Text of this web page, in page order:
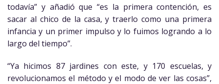
todavía” y añadió que “es la primera contención, es
sacar al chico de la casa, y traerlo como una primera
infancia y un primer impulso y lo fuimos logrando a lo
largo del tiempo”.
“Ya hicimos 87 jardines con este, y 170 escuelas, y
revolucionamos el método y el modo de ver las cosas”,